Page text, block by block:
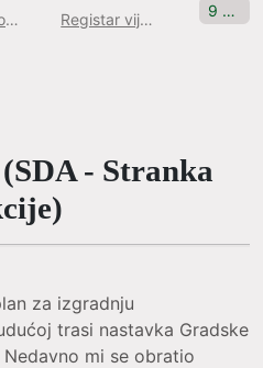
Gradsko Vijeće Grada Zenice Registar vijećničkih pitanja i inicijativa 9 sjednica, 29.04.2021 Pitanje br: 4
- Stranka
za izgradnju
trasi nastavka Gradske
mi se obratio